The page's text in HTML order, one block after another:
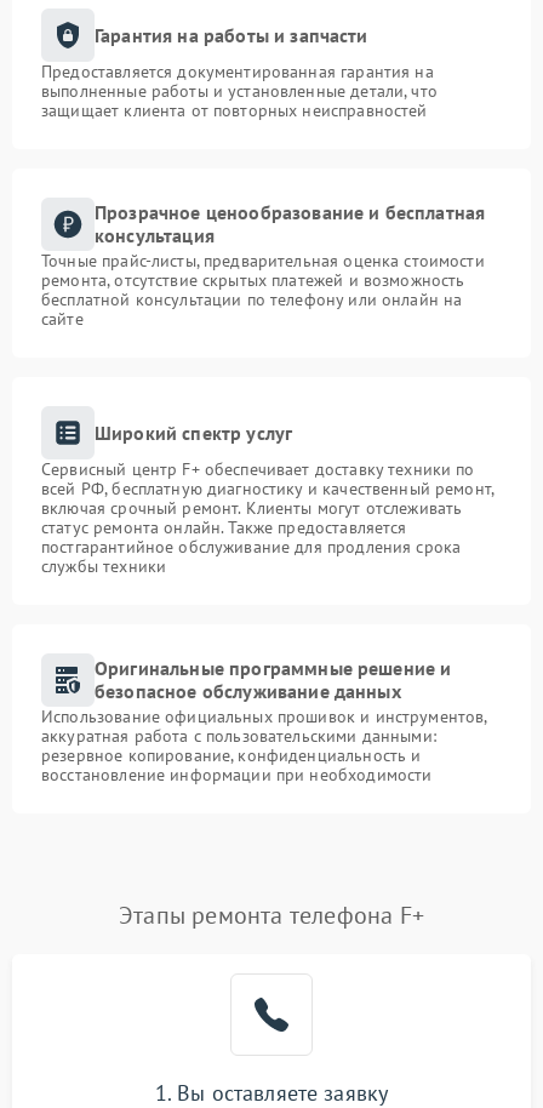
Гарантия на работы и запчасти
Предоставляется документированная гарантия на
выполненные работы и установленные детали, что
защищает клиента от повторных неисправностей
Прозрачное ценообразование и бесплатная
консультация
Точные прайс-листы, предварительная оценка стоимости
ремонта, отсутствие скрытых платежей и возможность
бесплатной консультации по телефону или онлайн на
сайте
Широкий спектр услуг
Сервисный центр F+ обеспечивает доставку техники по
всей РФ, бесплатную диагностику и качественный ремонт,
включая срочный ремонт. Клиенты могут отслеживать
статус ремонта онлайн. Также предоставляется
постгарантийное обслуживание для продления срока
службы техники
Оригинальные программные решение и
безопасное обслуживание данных
Использование официальных прошивок и инструментов,
аккуратная работа с пользовательскими данными:
резервное копирование, конфиденциальность и
восстановление информации при необходимости
Этапы ремонта телефона F+
1. Вы оставляете заявку